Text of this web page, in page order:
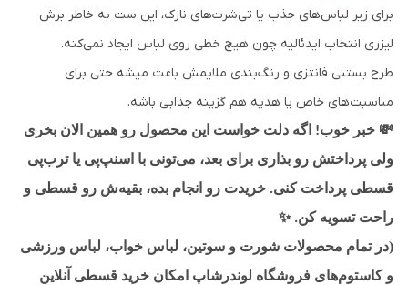
برای زیر لباس‌های جذب یا تی‌شرت‌های نازک، این ست به خاطر برش
لیزری انتخاب ایدئالیه چون هیچ خطی روی لباس ایجاد نمی‌کنه.
طرح بستنی فانتزی و رنگ‌بندی ملایمش باعث میشه حتی برای
مناسبت‌های خاص یا هدیه هم گزینه جذابی باشه.
💸 خبر خوب! اگه دلت خواست این محصول رو همین الان بخری
ولی پرداختش رو بذاری برای بعد، می‌تونی با اسنپ‌پی یا ترب‌پی
قسطی پرداخت کنی. خریدت رو انجام بده، بقیه‌ش رو قسطی و
راحت تسویه کن.✨
(در تمام محصولات شورت و سوتین، لباس خواب، لباس ورزشی
و کاستوم‌های فروشگاه لوندرشاپ امکان خرید قسطی آنلاین